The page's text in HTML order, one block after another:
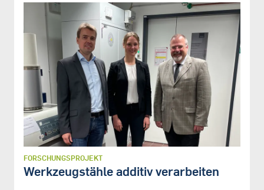
FORSCHUNGSPROJEKT
Werkzeugstähle additiv verarbeiten